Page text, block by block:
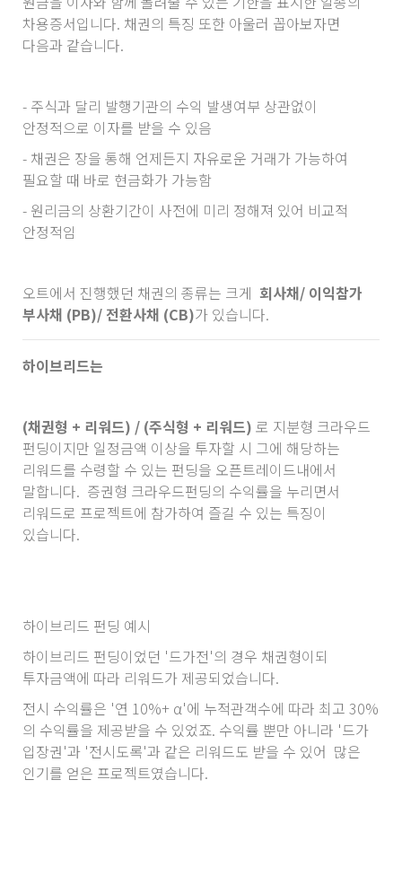
차용증서입니다. 채권의 특징 또한 아울러 꼽아보자면
다음과 같습니다.
- 주식과 달리 발행기관의 수익 발생여부 상관없이
안정적으로 이자를 받을 수 있음
- 채권은 장을 통해 언제든지 자유로운 거래가 가능하여
필요할 때 바로 현금화가 가능함
- 원리금의 상환기간이 사전에 미리 정해져 있어 비교적
안정적임
오트에서 진행했던 채권의 종류는 크게 회사채/ 이익참가
부사채 (PB)/ 전환사채 (CB)가 있습니다.
하이브리드는
(채권형 + 리워드) / (주식형 + 리워드) 로 지분형 크라우드
펀딩이지만 일정금액 이상을 투자할 시 그에 해당하는
리워드를 수령할 수 있는 펀딩을 오픈트레이드내에서
말합니다. 증권형 크라우드펀딩의 수익률을 누리면서
리워드로 프로젝트에 참가하여 즐길 수 있는 특징이
있습니다.
하이브리드 펀딩 예시
하이브리드 펀딩이었던 '드가전'의 경우 채권형이되
투자금액에 따라 리워드가 제공되었습니다.
전시 수익률은 '연 10%+ α'에 누적관객수에 따라 최고 30%
의 수익률을 제공받을 수 있었죠. 수익률 뿐만 아니라 '드가
입장권'과 '전시도록'과 같은 리워드도 받을 수 있어 많은
인기를 얻은 프로젝트였습니다.